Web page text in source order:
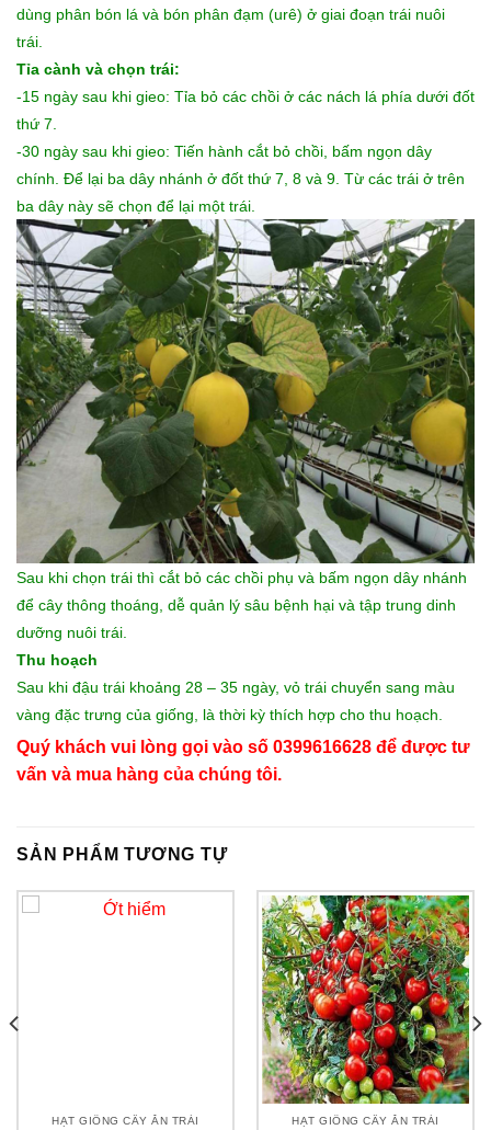
dùng phân bón lá và bón phân đạm (urê) ở giai đoạn trái nuôi
trái.
Tỉa cành và chọn trái:
-15 ngày sau khi gieo: Tỉa bỏ các chồi ở các nách lá phía dưới đốt
thứ 7.
-30 ngày sau khi gieo: Tiến hành cắt bỏ chồi, bấm ngọn dây
chính. Để lại ba dây nhánh ở đốt thứ 7, 8 và 9. Từ các trái ở trên
ba dây này sẽ chọn để lại một trái.
Sau khi chọn trái thì cắt bỏ các chồi phụ và bấm ngọn dây nhánh
để cây thông thoáng, dễ quản lý sâu bệnh hại và tập trung dinh
dưỡng nuôi trái.
Thu hoạch
Sau khi đậu trái khoảng 28 – 35 ngày, vỏ trái chuyển sang màu
vàng đặc trưng của giống, là thời kỳ thích hợp cho thu hoạch.
Quý khách vui lòng gọi vào số 0399616628 để được tư
vấn và mua hàng của chúng tôi.
SẢN PHẨM TƯƠNG TỰ
HẠT GIỐNG CÂY ĂN TRÁI HẠT GIỐNG CÂY ĂN TRÁI